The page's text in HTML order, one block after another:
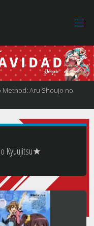
Aru Shoujo no
Kyuujitsu★